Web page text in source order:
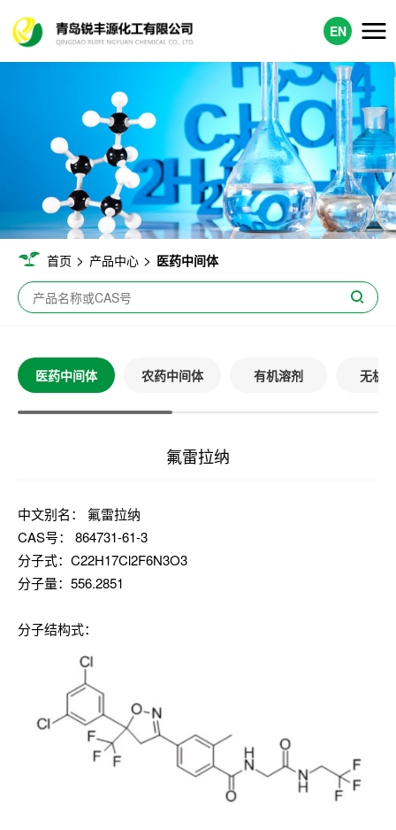
EN
首页 > 产品中心 > 医药中间体
医药中间体 农药中间体 有机溶剂 无机
氟雷拉纳
中文别名： 氟雷拉纳
CAS号： 864731-61-3
分子式：C22H17Cl2F6N3O3
分子量：556.2851
分子结构式：